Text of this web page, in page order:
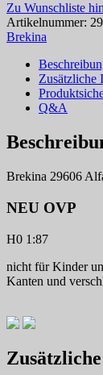
Zu Wunschliste
Artikelnummer:
Brekina
Zusätzliche
Q&A
Brekina 29606
NEU OVP
H0 1:87
nicht für Kinder
Kanten und